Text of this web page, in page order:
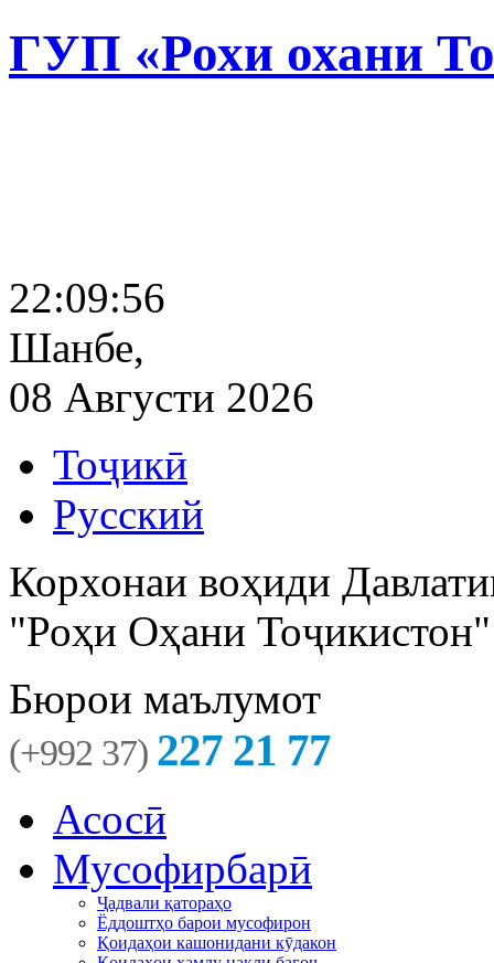
ГУП «Рохи охани
22:09:57
Шанбе,
08 Августи 2026
Тоҷикӣ
Русский
Корхонаи воҳиди
"Роҳи Оҳани Тоҷикистон"
Бюрои маълумот
(+992 37) 227 21 77
Асосӣ
Мусофирбарӣ
Ҷадвали қатораҳо
Ёддоштҳо барои мусофирон
Қоидаҳои кашонидани кӯдакон